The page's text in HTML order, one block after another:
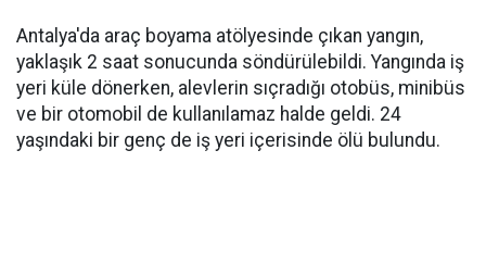
Antalya'da araç boyama atölyesinde çıkan yangın,
yaklaşık 2 saat sonucunda söndürülebildi. Yangında iş
yeri küle dönerken, alevlerin sıçradığı otobüs, minibüs
ve bir otomobil de kullanılamaz halde geldi. 24
yaşındaki bir genç de iş yeri içerisinde ölü bulundu.